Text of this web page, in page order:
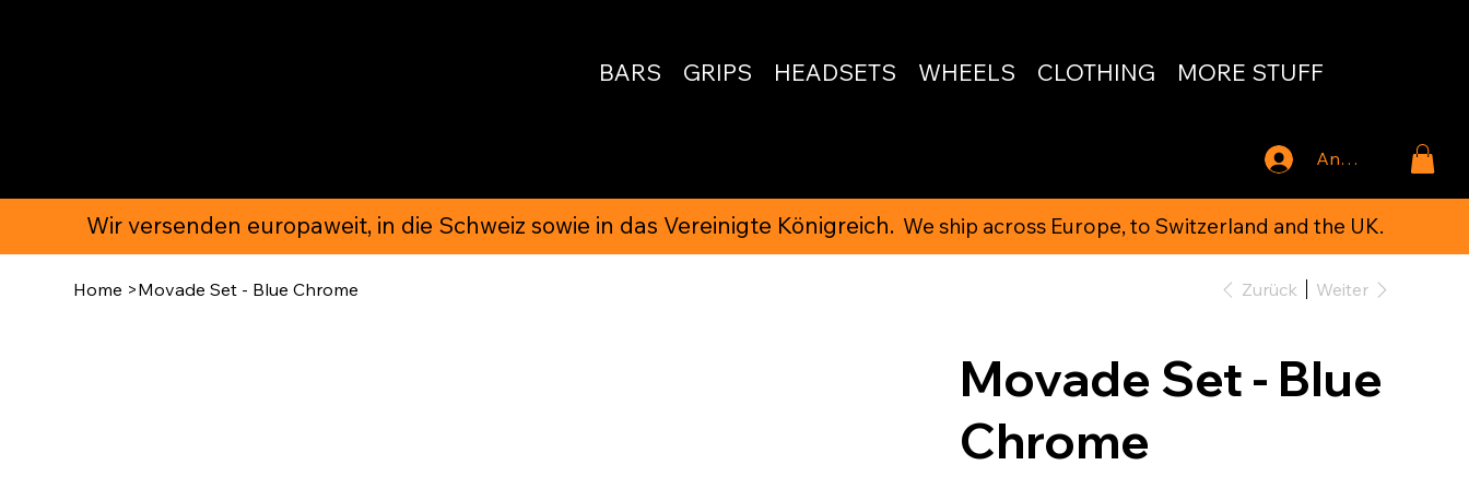
BARS GRIPS HEADSETS WHEELS CLOTHING MORE STUFF
Anmelden
Wir versenden europaweit, in die Schweiz sowie in das Vereinigte Königreich. We ship across Europe, to Switzerland and the UK.
Home >Movade Set - Blue Chrome Zurück Weiter
Movade Set - Blue
Chrome